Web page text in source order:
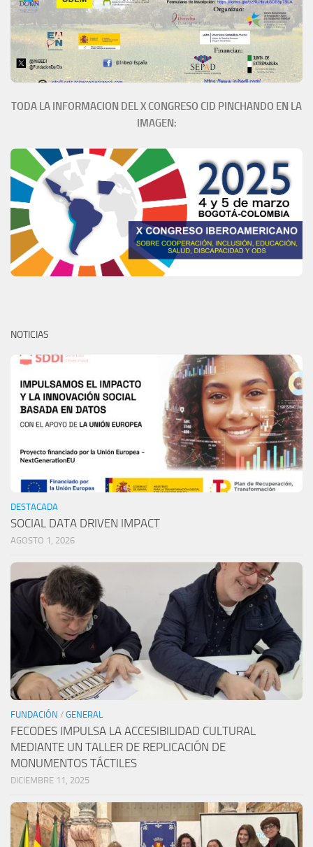
TODA LA INFORMACION DEL X CONGRESO CID PINCHANDO EN LA
IMAGEN:
NOTICIAS
DESTACADA
SOCIAL DATA DRIVEN IMPACT
AGOSTO 1, 2026
FUNDACIÓN / GENERAL
FECODES IMPULSA LA ACCESIBILIDAD CULTURAL
MEDIANTE UN TALLER DE REPLICACIÓN DE
MONUMENTOS TÁCTILES
DICIEMBRE 11, 2025